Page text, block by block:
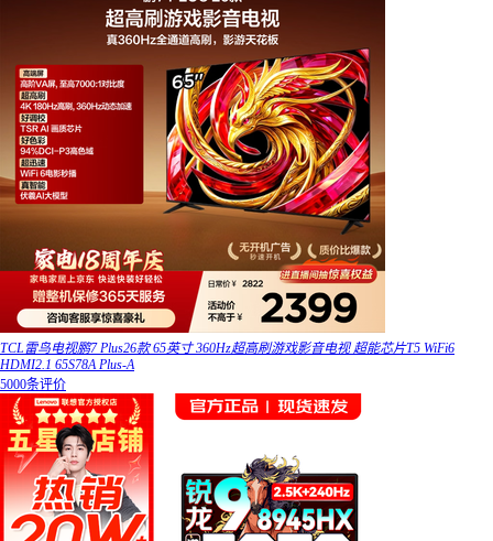
TCL雷鸟电视鹏7 Plus26款 65英寸 360Hz超高刷游戏影音电视 超能芯片T5 WiFi6
HDMI2.1 65S78A Plus-A
5000条评价